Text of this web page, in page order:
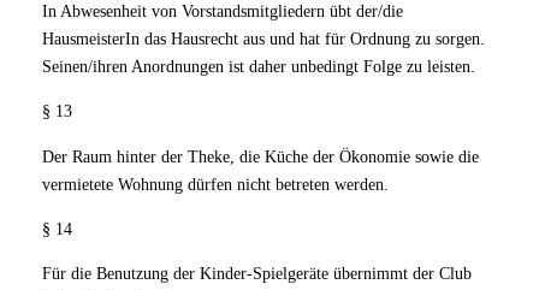
In Abwesenheit von Vorstandsmitgliedern übt der/die
HausmeisterIn das Hausrecht aus und hat für Ordnung zu sorgen.
Seinen/ihren Anordnungen ist daher unbedingt Folge zu leisten.
§ 13
Der Raum hinter der Theke, die Küche der Ökonomie sowie die
vermietete Wohnung dürfen nicht betreten werden.
§ 14
Für die Benutzung der Kinder-Spielgeräte übernimmt der Club